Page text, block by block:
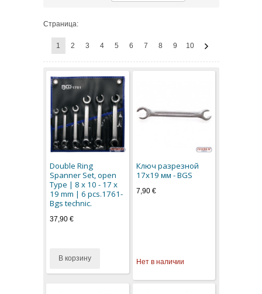
Страница:
1 2 3 4 5 6 7 8 9 10
Double Ring
Spanner Set, open
Type | 8 x 10 - 17 x
19 mm | 6 pcs.1761-
Bgs technic.
37,90 €
В корзину
Ключ разрезной
17x19 мм - BGS
7,90 €
Нет в наличии